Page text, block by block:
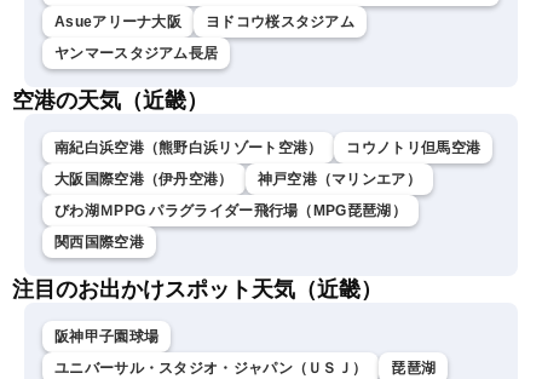
Asueアリーナ大阪
ヨドコウ桜スタジアム
ヤンマースタジアム長居
空港の天気（近畿）
南紀白浜空港（熊野白浜リゾート空港）
コウノトリ但馬空港
大阪国際空港（伊丹空港）
神戸空港（マリンエア）
びわ湖ＭPPG パラグライダー飛行場（MPG琵琶湖）
関西国際空港
注目のお出かけスポット天気（近畿）
阪神甲子園球場
ユニバーサル・スタジオ・ジャパン（ＵＳＪ）
琵琶湖